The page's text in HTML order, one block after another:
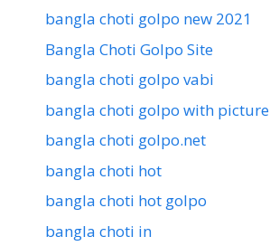
bangla choti golpo new 2021
Bangla Choti Golpo Site
bangla choti golpo vabi
bangla choti golpo with picture
bangla choti golpo.net
bangla choti hot
bangla choti hot golpo
bangla choti in